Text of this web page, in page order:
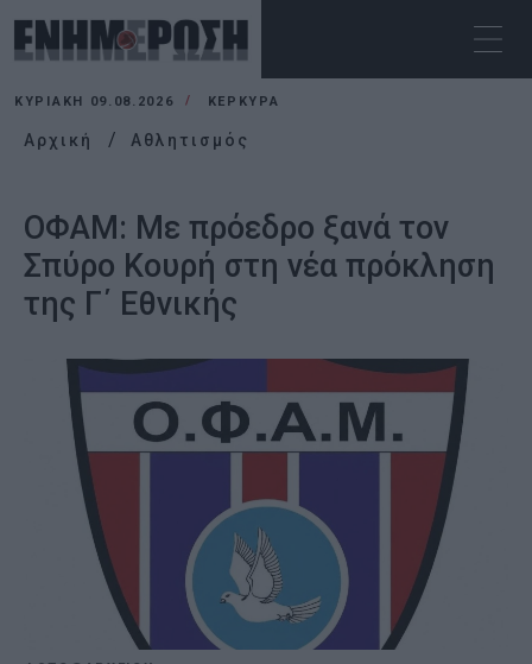
ΚΥΡΙΑΚΉ 09.08.2026 ΚΕΡΚΥΡΑ
Αρχική Αθλητισμός
ΟΦΑΜ: Με πρόεδρο ξανά τον
Σπύρο Κουρή στη νέα πρόκληση
της Γ΄ Εθνικής